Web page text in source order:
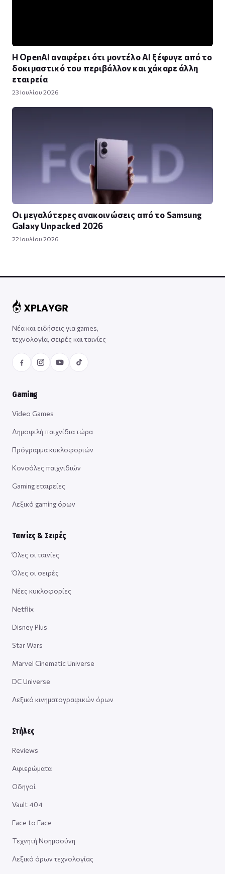
Η OpenAI αναφέρει ότι μοντέλο AI ξέφυγε από το
δοκιμαστικό του περιβάλλον και χάκαρε άλλη
εταιρεία
23 Ιουλίου 2026
Οι μεγαλύτερες ανακοινώσεις από το Samsung
Galaxy Unpacked 2026
22 Ιουλίου 2026
Νέα και ειδήσεις για games,
τεχνολογία, σειρές και ταινίες
Gaming
Video Games
Δημοφιλή παιχνίδια τώρα
Πρόγραμμα κυκλοφοριών
Κονσόλες παιχνιδιών
Gaming εταιρείες
Λεξικό gaming όρων
Ταινίες & Σειρές
Όλες οι ταινίες
Όλες οι σειρές
Νέες κυκλοφορίες
Netflix
Disney Plus
Star Wars
Marvel Cinematic Universe
DC Universe
Λεξικό κινηματογραφικών όρων
Στήλες
Reviews
Αφιερώματα
Οδηγοί
Vault 404
Face to Face
Τεχνητή Νοημοσύνη
Λεξικό όρων τεχνολογίας